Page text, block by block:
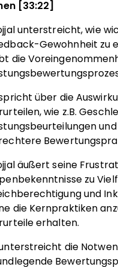
[33:22]
unterstreicht, wie
Gewohnheit zu
die
über die
wie z.B.
äußert seine
zu
und
die Kernpraktiken
erhalten.
die